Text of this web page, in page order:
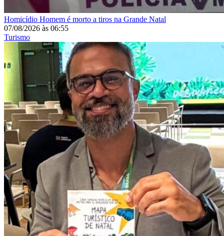
Homicídio Homem é morto a tiros na Grande Natal
07/08/2026 às 06:55
Turismo